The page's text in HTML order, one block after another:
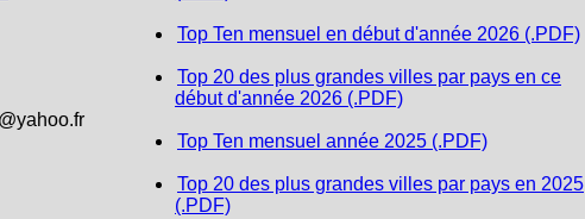
Top Ten mensuel en début d'année 2026 (.PDF)
Top 20 des plus grandes villes par pays en ce
début d'année 2026 (.PDF)
Top Ten mensuel année 2025 (.PDF)
Top 20 des plus grandes villes par pays en 2025
(.PDF)